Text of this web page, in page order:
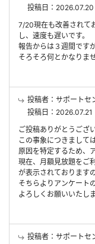
投稿日：2026.07.20
7/20現在も改善されて
し、速度も遅いです。
報告からは３週間です
そろそろ何とかなりま
投稿者：サポートセ
投稿日：2026.07.21
ご投稿ありがとうござい
この事象につきまして
原因を特定するため、
現在、月額見放題をご
が表示されております
そちらよりアンケート
よろしくお願いいたしま
投稿者：サポートセ